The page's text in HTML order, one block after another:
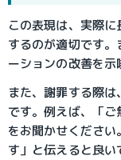
この表現は、実際
するのが適切です
ーションの改善を示
また、謝罪する際
です。例えば、「
をお聞かせくださ
す」と伝えると良い